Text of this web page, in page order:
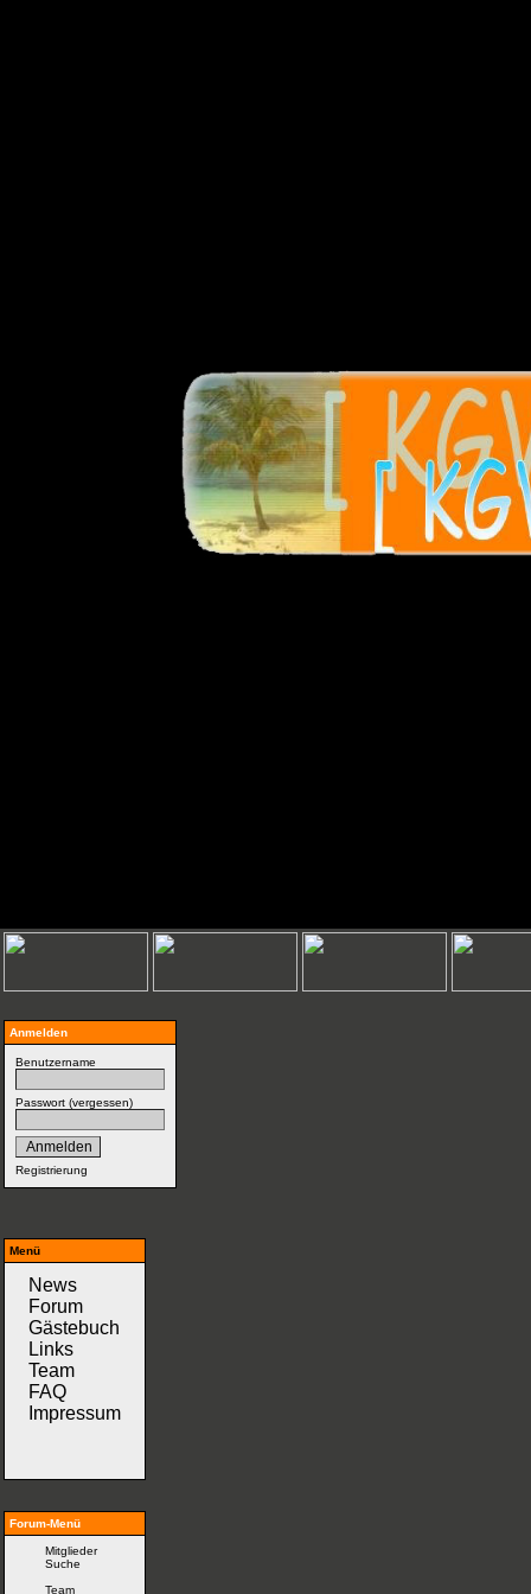
Anmelden
Benutzername
Passwort (vergessen)
Registrierung
Menü
News
Forum
Gästebuch
Links
Team
FAQ
Impressum
Forum-Menü
Mitglieder
Suche
Team